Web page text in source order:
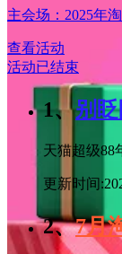
主会场：2025年
查看活动
活动已结束
1、别
天猫超级88
更新时间
2、7月